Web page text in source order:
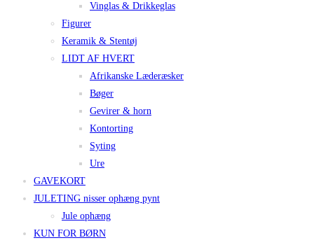
Vinglas & Drikkeglas
Figurer
Keramik & Stentøj
LIDT AF HVERT
Afrikanske Læderæsker
Bøger
Gevirer & horn
Kontorting
Syting
Ure
GAVEKORT
JULETING nisser ophæng pynt
Jule ophæng
KUN FOR BØRN